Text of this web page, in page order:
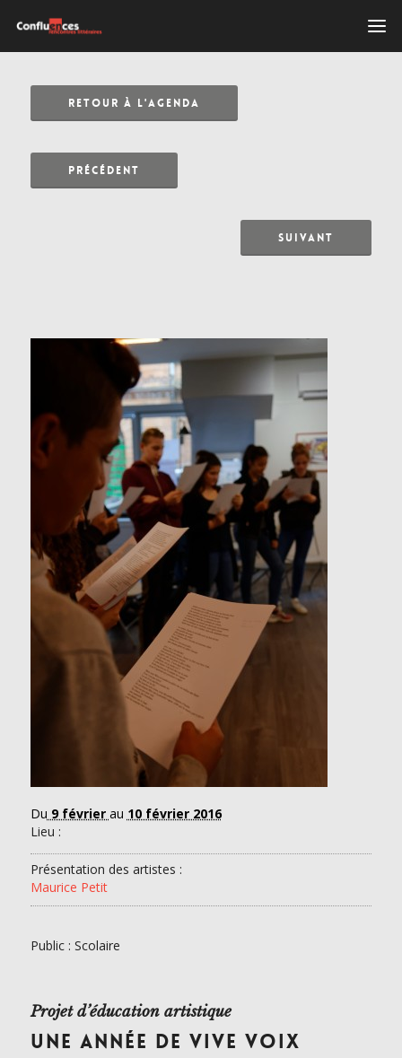
RETOUR À L'AGENDA
PRÉCÉDENT
SUIVANT
Du 9 février au 10 février 2016
Lieu :
Présentation des artistes :
Maurice Petit
Public : Scolaire
Projet d’éducation artistique
UNE ANNÉE DE VIVE VOIX